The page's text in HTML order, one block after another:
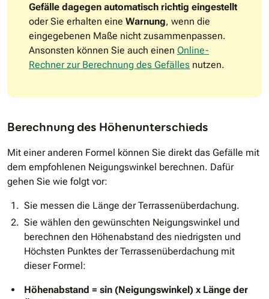
Gefälle dagegen automatisch richtig eingestellt
oder Sie erhalten eine Warnung, wenn die
eingegebenen Maße nicht zusammenpassen.
Ansonsten können Sie auch einen Online-
Rechner zur Berechnung des Gefälles nutzen.
Berechnung des Höhenunterschieds
Mit einer anderen Formel können Sie direkt das Gefälle mit
dem empfohlenen Neigungswinkel berechnen. Dafür
gehen Sie wie folgt vor:
Sie messen die Länge der Terrassenüberdachung.
Sie wählen den gewünschten Neigungswinkel und
berechnen den Höhenabstand des niedrigsten und
Höchsten Punktes der Terrassenüberdachung mit
dieser Formel:
Höhenabstand = sin (Neigungswinkel) x Länge der